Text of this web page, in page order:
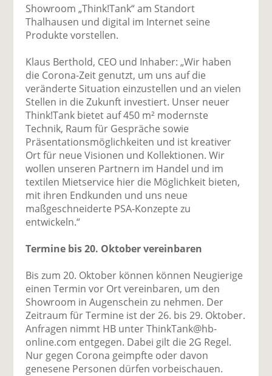
o
o
il
e
n
e d
n
Showroom „Think!Tank“ am Standort
Thalhausen und digital im Internet seine
Produkte vorstellen.
Klaus Berthold, CEO und Inhaber: „Wir haben
die Corona-Zeit genutzt, um uns auf die
veränderte Situation einzustellen und an vielen
Stellen in die Zukunft investiert. Unser neuer
Think!Tank bietet auf 450 m² modernste
Technik, Raum für Gespräche sowie
Präsentationsmöglichkeiten und ist kreativer
Ort für neue Visionen und Kollektionen. Wir
wollen unseren Partnern im Handel und im
textilen Mietservice hier die Möglichkeit bieten,
mit ihren Endkunden und uns neue
maßgeschneiderte PSA-Konzepte zu
entwickeln.“
Termine bis 20. Oktober vereinbaren
Bis zum 20. Oktober können können Neugierige
einen Termin vor Ort vereinbaren, um den
Showroom in Augenschein zu nehmen. Der
Zeitraum für Termine ist der 26. bis 29. Oktober.
Anfragen nimmt HB unter ThinkTank@hb-
online.com entgegen. Dabei gilt die 2G Regel.
Nur gegen Corona geimpfte oder davon
genesene Personen dürfen vorbeischauen.